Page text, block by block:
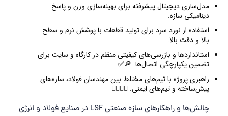
مدل‌سازی دیجیتال پیشرفته برای بهینه‌سازی وزن و پاسخ
دینامیکی سازه.
استفاده از نورد سرد برای تولید قطعات با پوشش نرم و سطح
بالا و دقت بالا.
استانداردها و بازرسی‌های کیفیتی منظم در کارگاه و سایت برای
تضمین یکپارچگی اتصال‌ها. 🔎✅
راهبری پروژه با تیم‌های مختلط بین مهندسان فولاد، سازه‌های
پیش‌ساخته و تیم‌های ایمنی. 👷‍♂️👷‍♀️
چالش‌ها و راهکارهای سازه صنعتی LSF در صنایع فولاد و انرژی